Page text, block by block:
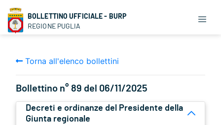
BOLLETTINO UFFICIALE - BURP
REGIONE PUGLIA
Torna all'elenco bollettini
Bollettino n° 89 del 06/11/2025
Decreti e ordinanze del Presidente della
Giunta regionale